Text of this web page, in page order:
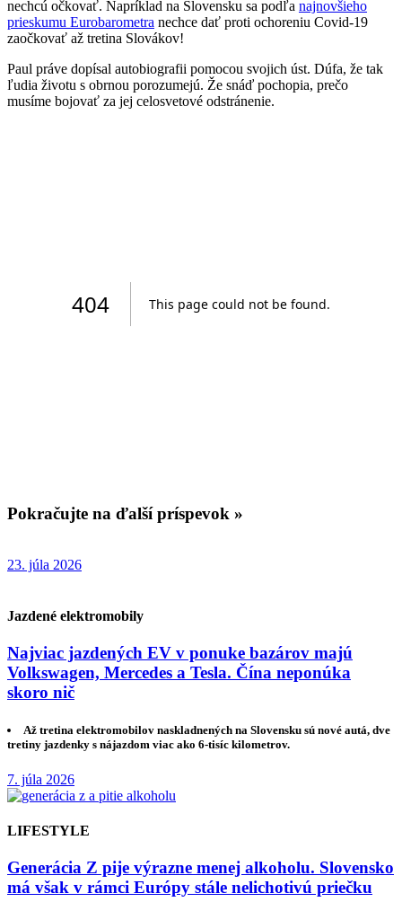
nechcú očkovať. Napríklad na Slovensku sa podľa najnovšieho
prieskumu Eurobarometra nechce dať proti ochoreniu Covid-19
zaočkovať až tretina Slovákov!
Paul práve dopísal autobiografii pomocou svojich úst. Dúfa, že tak
ľudia životu s obrnou porozumejú. Že snáď pochopia, prečo
musíme bojovať za jej celosvetové odstránenie.
Pokračujte na ďalší príspevok »
23. júla 2026
Jazdené elektromobily
Najviac jazdených EV v ponuke bazárov majú
Volkswagen, Mercedes a Tesla. Čína neponúka
skoro nič
Až tretina elektromobilov naskladnených na Slovensku sú nové autá, dve
tretiny jazdenky s nájazdom viac ako 6-tisíc kilometrov.
7. júla 2026
LIFESTYLE
Generácia Z pije výrazne menej alkoholu. Slovensko
má však v rámci Európy stále nelichotivú priečku